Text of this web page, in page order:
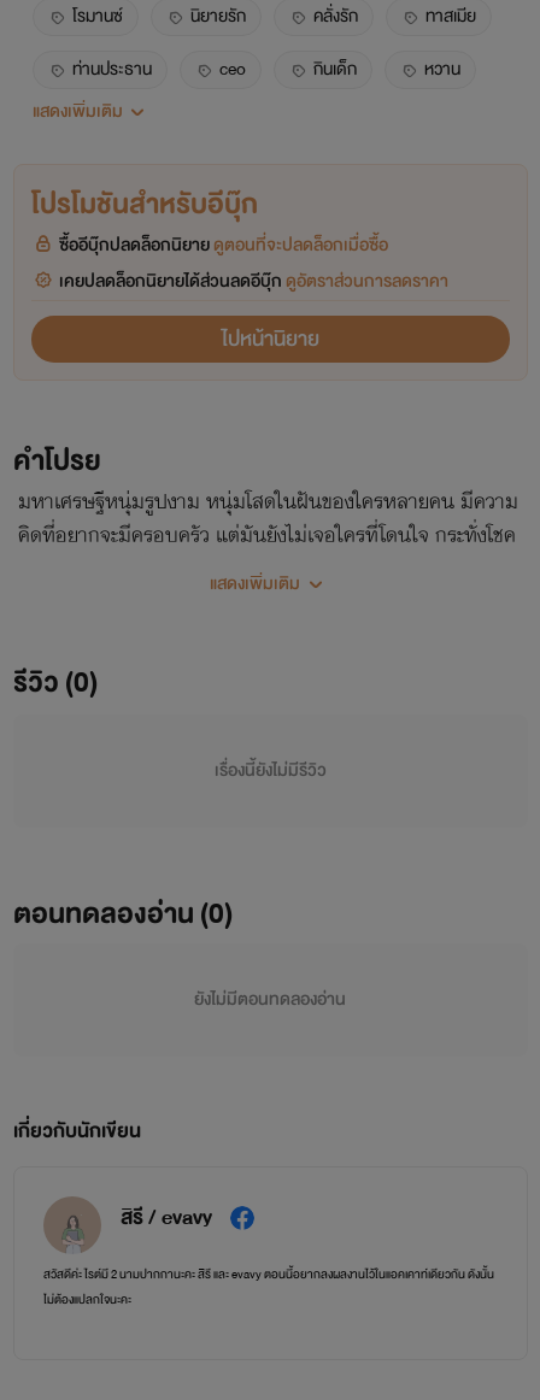
โรมานซ์ นิยายรัก คลั่งรัก
ทาสเมีย
ท่านประธาน
ceo กินเด็ก
หวาน
แอบรัก
แสดงเพิ่มเติม
โปรโมชันสำหรับอีบุ๊ก
ซื้ออีบุ๊กปลดล็อกนิยายดูตอนที่จะปลดล็อกเมื่อซื้อ
เคยปลดล็อกนิยายได้ส่วนลดอีบุ๊ก ดูอัตราส่วนการลดราคา
ไปหน้านิยาย
คำโปรย
มหาเศรษฐีหนุ่มรูปงาม หนุ่มโสดในฝันของใครหลายคน มีความ
คิดที่อยากจะมีครอบครัว แต่มันยังไม่เจอใครที่โดนใจ กระทั่งโชค
ชะตาได้นำพาคนที่ทำให้ใจเต้นแรงมาพบกับเขา
แสดงเพิ่มเติม
รีวิว (0)
เรื่องนี้ยังไม่มีรีวิว
ตอนทดลองอ่าน (0)
ยังไม่มีตอนทดลองอ่าน
เกี่ยวกับนักเขียน
สิรี / evavy
สวัสดีค่ะ ไรต์มี 2 นามปากกานะคะ สิรี และ evavy ตอนนี้อยากลงผลงานไว้ในแอคเคาท์เดียวกัน ดังนั้น
ไม่ต้องแปลกใจนะคะ